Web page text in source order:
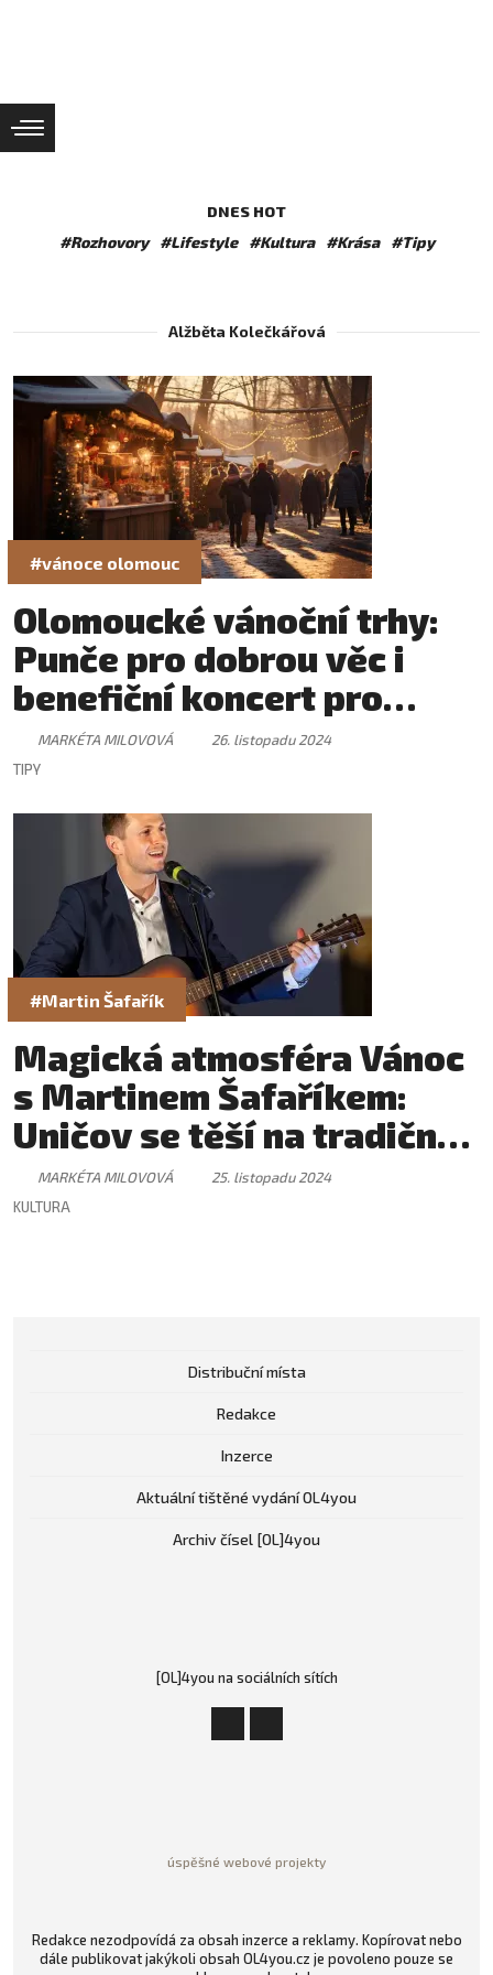
DNES HOT
#Rozhovory
#Lifestyle #Kultura #Krása #Tipy
Alžběta Kolečkářová
#vánoce olomouc
Olomoucké vánoční trhy:
Punče pro dobrou věc i
benefiční koncert pro
Trend vozíčkářů
MARKÉTA MILOVOVÁ
26. listopadu 2024
TIPY
#Martin Šafařík
Magická atmosféra Vánoc
s Martinem Šafaříkem:
Uničov se těší na tradiční
koncert
MARKÉTA MILOVOVÁ
25. listopadu 2024
KULTURA
Distribuční místa
Redakce
Inzerce
Aktuální tištěné vydání OL4you
Archiv čísel [OL]4you
[OL]4you na sociálních sítích
úspěšné webové projekty
Redakce nezodpovídá za obsah inzerce a reklamy. Kopírovat nebo
dále publikovat jakýkoli obsah OL4you.cz je povoleno pouze se